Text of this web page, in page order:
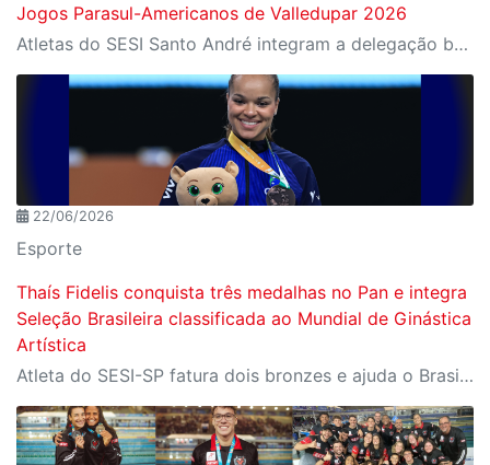
Jogos Parasul-Americanos de Valledupar 2026
Atletas do SESI Santo André integram a delegação brasileira na Colômbia; instituição terá a maior participação entre os representantes do país
22/06/2026
Esporte
Thaís Fidelis conquista três medalhas no Pan e integra
Seleção Brasileira classificada ao Mundial de Ginástica
Artística
Atleta do SESI-SP fatura dois bronzes e ajuda o Brasil a garantir prata por equipes no Rio de Janeiro; desempenho assegura vaga da Seleção no Campeonato Mundial